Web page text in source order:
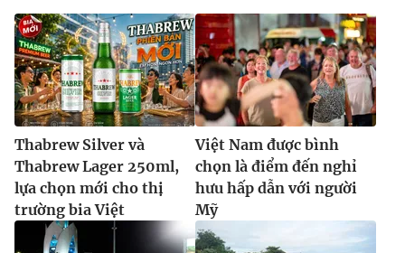
Thabrew Silver và
Thabrew Lager 250ml,
lựa chọn mới cho thị
trường bia Việt
Việt Nam được bình
chọn là điểm đến nghỉ
hưu hấp dẫn với người
Mỹ